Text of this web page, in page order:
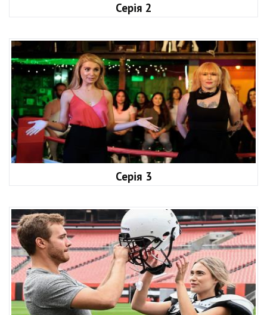
Серія 2
Серія 3